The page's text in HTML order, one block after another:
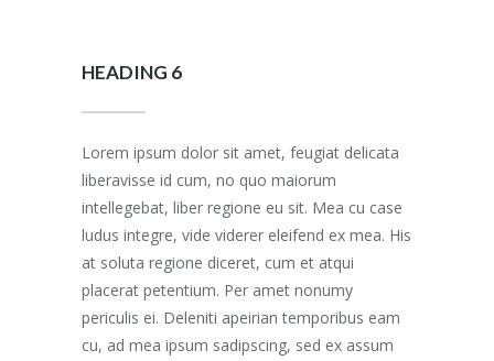
HEADING 6
Lorem ipsum dolor sit amet, feugiat delicata
liberavisse id cum, no quo maiorum
intellegebat, liber regione eu sit. Mea cu case
ludus integre, vide viderer eleifend ex mea. His
at soluta regione diceret, cum et atqui
placerat petentium. Per amet nonumy
periculis ei. Deleniti apeirian temporibus eam
cu, ad mea ipsum sadipscing, sed ex assum